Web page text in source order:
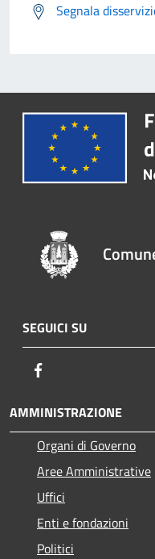
Segnala
SEGUICI SU
AMMINISTRAZIONE
Organi di Governo
Aree Amministrative
Uffici
Enti e fondazioni
Politici